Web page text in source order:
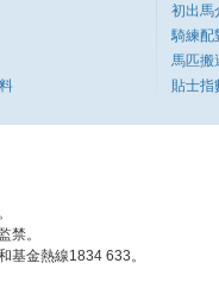
初出馬
騎練配
馬匹搬
貼士指
禁。
基金熱線1834 633。